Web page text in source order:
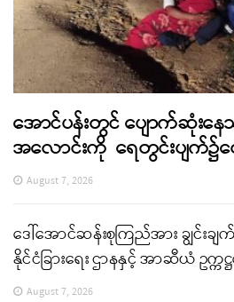
အောင်ပန်းတွင် ပျောက်ဆုံး
အလောင်းကို ရေတွင်းပျက်၌
August 7, 2026
ဒေါ်အောင်ဆန်းစုကြည်အား ချွင်းခ
နိုင်ငံခြားရေး ဌာနနှင့် အာဆီယံ ဥက္က
August 7, 2026